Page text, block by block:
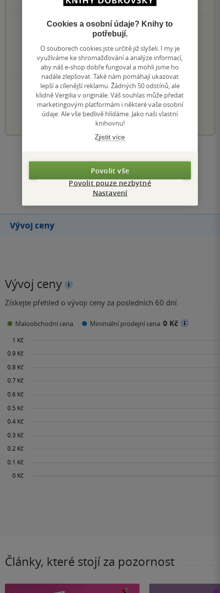
0hodnocení čtenářů
0×
5 hvězdiček
0×
4 hvězdičky
0×
3 hvězdičky
0×
2 hvězdičky
0×
1 hvezdička
PŘIDEJTE SVÉ HODNOCENÍ KNIHY
1 2 3 4 5
Přidat hodnocení
Vývoj ceny
Vývoj ceny
Získejte přehled o vývoji ceny za posledních 60 dní.
Maloobchodní cena Minimální prodejní cena:0 Kč
Články, které stojí za pozornost
Cookies a osobní údaje? Knihy to
potřebují.
O souborech cookies jste určitě již slyšeli. I my je
využíváme ke shromažďování a analýze informací,
aby náš e-shop dobře fungoval a mohli jsme ho
nadále zlepšovat. Také nám pomáhají ukazovat
lepší a cílenější reklamu. Žádných 50 odstínů, ale
klidně Vergilia v originále. Váš souhlas může předat
marketingovým platformám i některé vaše osobní
údaje. Ale vše bedlivě hlídáme. Jako naši vlastní
knihovnu!
Zjistit více
Povolit vše
Povolit pouze nezbytné
Nastavení